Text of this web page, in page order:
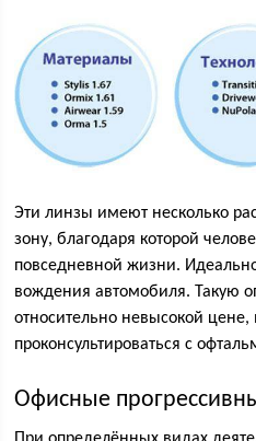
Эти линзы имеют несколько
зону, благодаря которой
повседневной жизни.
вождения автомобиля. Такую
относительно невысокой цене,
проконсультироваться с
Офисные